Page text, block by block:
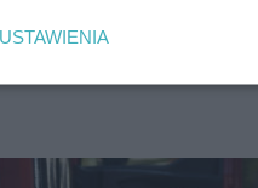
USTAWIENIA